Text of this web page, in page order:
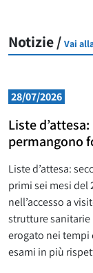
Notizie / Vai
28/07/2026
Liste
permangono
Liste d’attesa:
primi sei mesi del
nell’accesso a
strutture
erogato nei tempi
esami in più